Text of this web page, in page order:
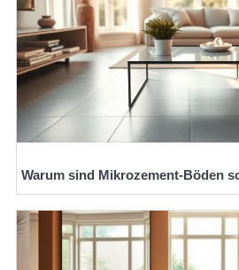
Warum sind Mikrozement-Böden